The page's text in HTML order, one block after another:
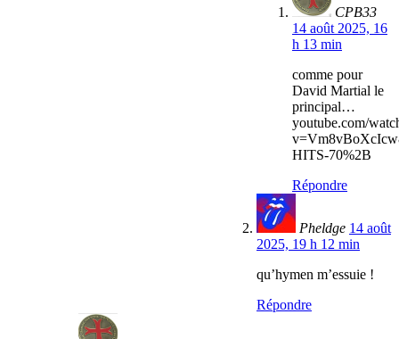
CPB33
14 août 2025, 16
h 13 min
comme pour
David Martial le
principal…
youtube.com/
HITS-70%2B
Répondre
Pheldge 14 août
2025, 19 h 12 min
qu’hymen m’essuie !
Répondre